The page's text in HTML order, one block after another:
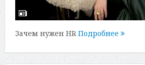
Зачем нужен HRПодробнее